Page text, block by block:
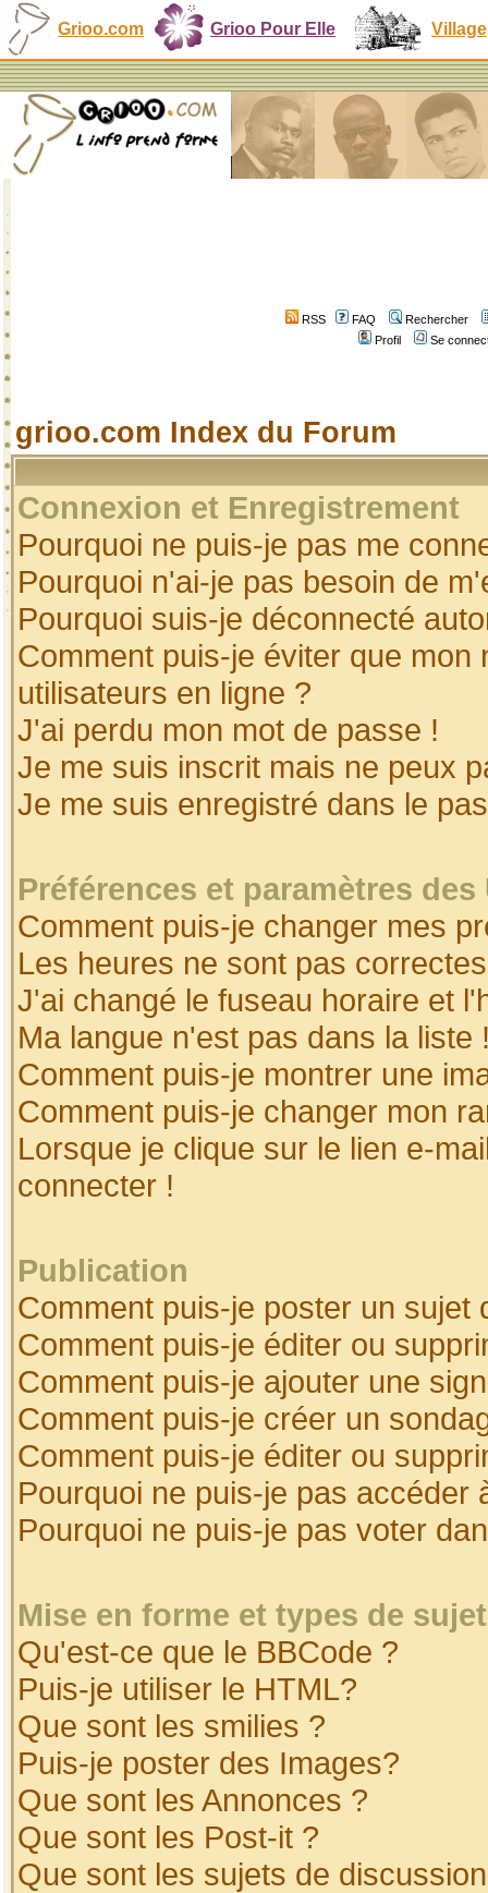
Grioo.com Grioo Pour Elle Village
RSS FAQ
Rechercher
Profil
Se
grioo.com Index du Forum
Connexion et Enregistrement
Pourquoi ne puis-je pas me
Pourquoi n'ai-je pas besoin de
Pourquoi suis-je déconnecté
Comment puis-je éviter que
utilisateurs en ligne ?
J'ai perdu mon mot de passe !
Je me suis inscrit mais ne peux
Je me suis enregistré dans le
Préférences et paramètres
Comment puis-je changer mes
Les heures ne sont pas
J'ai changé le fuseau horaire et
Ma langue n'est pas dans la liste
Comment puis-je montrer une
Comment puis-je changer mon
Lorsque je clique sur le lien e-
connecter !
Publication
Comment puis-je poster un sujet
Comment puis-je éditer ou
Comment puis-je ajouter une
Comment puis-je créer un
Comment puis-je éditer ou
Pourquoi ne puis-je pas accéder
Pourquoi ne puis-je pas voter
Mise en forme et types de
Qu'est-ce que le BBCode ?
Puis-je utiliser le HTML?
Que sont les smilies ?
Puis-je poster des Images?
Que sont les Annonces ?
Que sont les Post-it ?
Que sont les sujets de